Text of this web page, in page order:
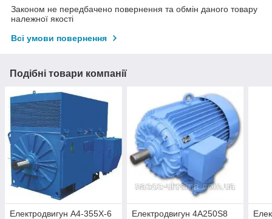
Законом не передбачено повернення та обмін даного товару
належної якості
Всі умови повернення
Подібні товари компанії
Електродвигун А4-355X-6
Електродвигун 4А250Ѕ8